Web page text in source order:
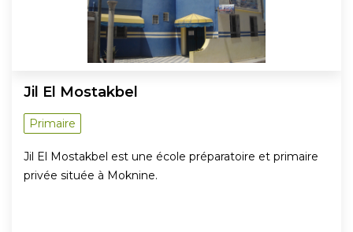
Jil El Mostakbel
Primaire
Jil El Mostakbel est une école préparatoire et primaire
privée située à Moknine.